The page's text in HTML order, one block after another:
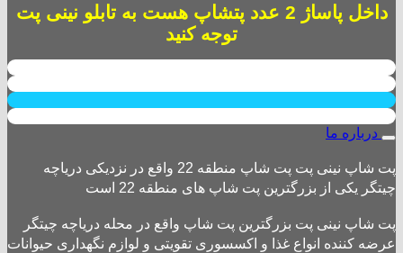
داخل پاساژ 2 عدد پتشاپ هست به تابلو نینی پت
توجه کنید
درباره ما
پت شاپ نینی پت پت شاپ منطقه 22 واقع در نزدیکی دریاچه
چیتگر یکی از بزرگترین پت شاپ های منطقه 22 است
پت شاپ نینی پت بزرگترین پت شاپ واقع در محله دریاچه چیتگر
عرضه کننده انواع غذا و اکسسوری تقویتی و لوازم نگهداری حیوانات